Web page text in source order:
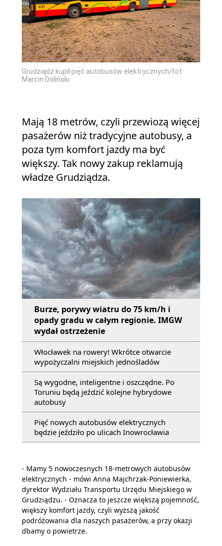
Grudziądz kupił pięć autobusów elektrycznych/fot.
Marcin Doliński
Mają 18 metrów, czyli przewiozą więcej
pasażerów niż tradycyjne autobusy, a
poza tym komfort jazdy ma być
większy. Tak nowy zakup reklamują
władze Grudziądza.
Burze, porywy wiatru do 75 km/h i
opady gradu w całym regionie. IMGW
wydał ostrzeżenie
Włocławek na rowery! Wkrótce otwarcie
wypożyczalni miejskich jednośladów
Są wygodne, inteligentne i oszczędne. Po
Toruniu będą jeździć kolejne hybrydowe
autobusy
Pięć nowych autobusów elektrycznych
będzie jeździło po ulicach Inowrocławia
- Mamy 5 nowoczesnych 18-metrowych autobusów
elektrycznych - mówi Anna Majchrzak-Poniewierka,
dyrektor Wydziału Transportu Urzędu Miejskiego w
Grudziądzu. - Oznacza to jeszcze większą pojemność,
większy komfort jazdy, czyli wyższą jakość
podróżowania dla naszych pasażerów, a przy okazji
dbamy o powietrze.